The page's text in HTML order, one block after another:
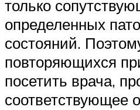
только
определенных
состояний.
повторяющихся
посетить врача,
соответствующее